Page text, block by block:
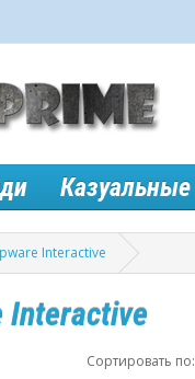
Казуальные
Interactive
Interactive
Сортировать по: